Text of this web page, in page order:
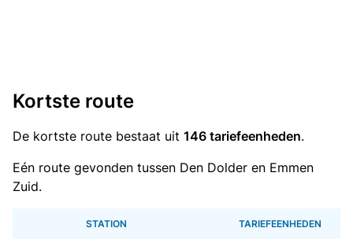
Kortste route
De kortste route bestaat uit 146 tariefeenheden.
Eén route gevonden tussen Den Dolder en Emmen
Zuid.
STATION TARIEFEENHEDEN